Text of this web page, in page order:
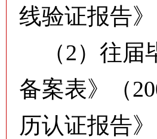
线验证报告》
（2）往届
备案表》（
历认证报告